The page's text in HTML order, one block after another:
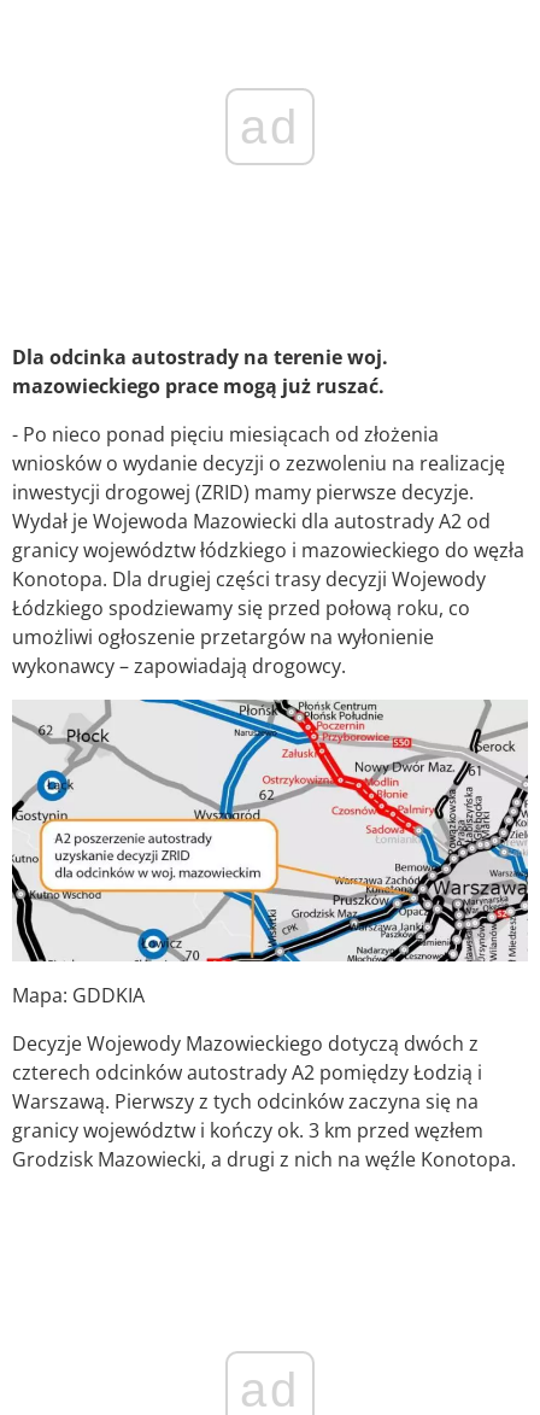
ad
Dla odcinka autostrady na terenie woj.
mazowieckiego prace mogą już ruszać.
- Po nieco ponad pięciu miesiącach od złożenia
wniosków o wydanie decyzji o zezwoleniu na realizację
inwestycji drogowej (ZRID) mamy pierwsze decyzje.
Wydał je Wojewoda Mazowiecki dla autostrady A2 od
granicy województw łódzkiego i mazowieckiego do węzła
Konotopa. Dla drugiej części trasy decyzji Wojewody
Łódzkiego spodziewamy się przed połową roku, co
umożliwi ogłoszenie przetargów na wyłonienie
wykonawcy – zapowiadają drogowcy.
Mapa: GDDKIA
Decyzje Wojewody Mazowieckiego dotyczą dwóch z
czterech odcinków autostrady A2 pomiędzy Łodzią i
Warszawą. Pierwszy z tych odcinków zaczyna się na
granicy województw i kończy ok. 3 km przed węzłem
Grodzisk Mazowiecki, a drugi z nich na węźle Konotopa.
ad